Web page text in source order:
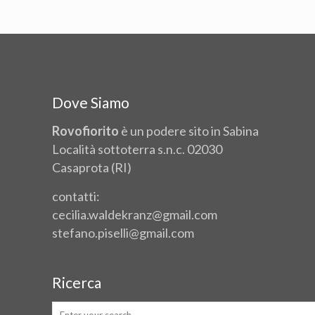
Dove Siamo
Rovofiorito è un podere sito in Sabina
Località sottoterra s.n.c. 02030
Casaprota (RI)
contatti:
cecilia.waldekranz@gmail.com
stefano.piselli@gmail.com
Ricerca